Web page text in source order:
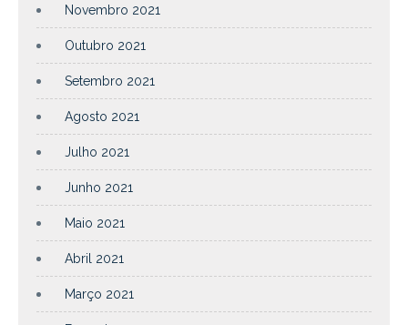
Novembro 2021
Outubro 2021
Setembro 2021
Agosto 2021
Julho 2021
Junho 2021
Maio 2021
Abril 2021
Março 2021